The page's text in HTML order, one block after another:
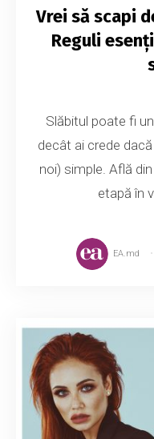
Vrei să scapi
Reguli
Slăbitul poate fi
decât ai crede
noi) simple. Află
etapă în
EA.md